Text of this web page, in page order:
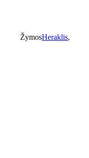
ŽymosHeraklis,